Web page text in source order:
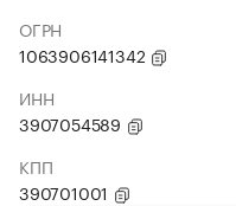
ОГРН
1063906141342
ИНН
3907054589
КПП
390701001